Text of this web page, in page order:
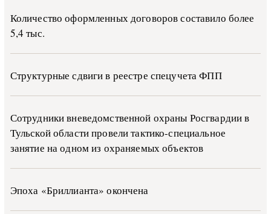
Количество оформленных договоров составило более
5,4 тыс.
Структурные сдвиги в реестре спецучета ФПП
Сотрудники вневедомственной охраны Росгвардии в
Тульской области провели тактико-специальное
занятие на одном из охраняемых объектов
Эпоха «Бриллианта» окончена